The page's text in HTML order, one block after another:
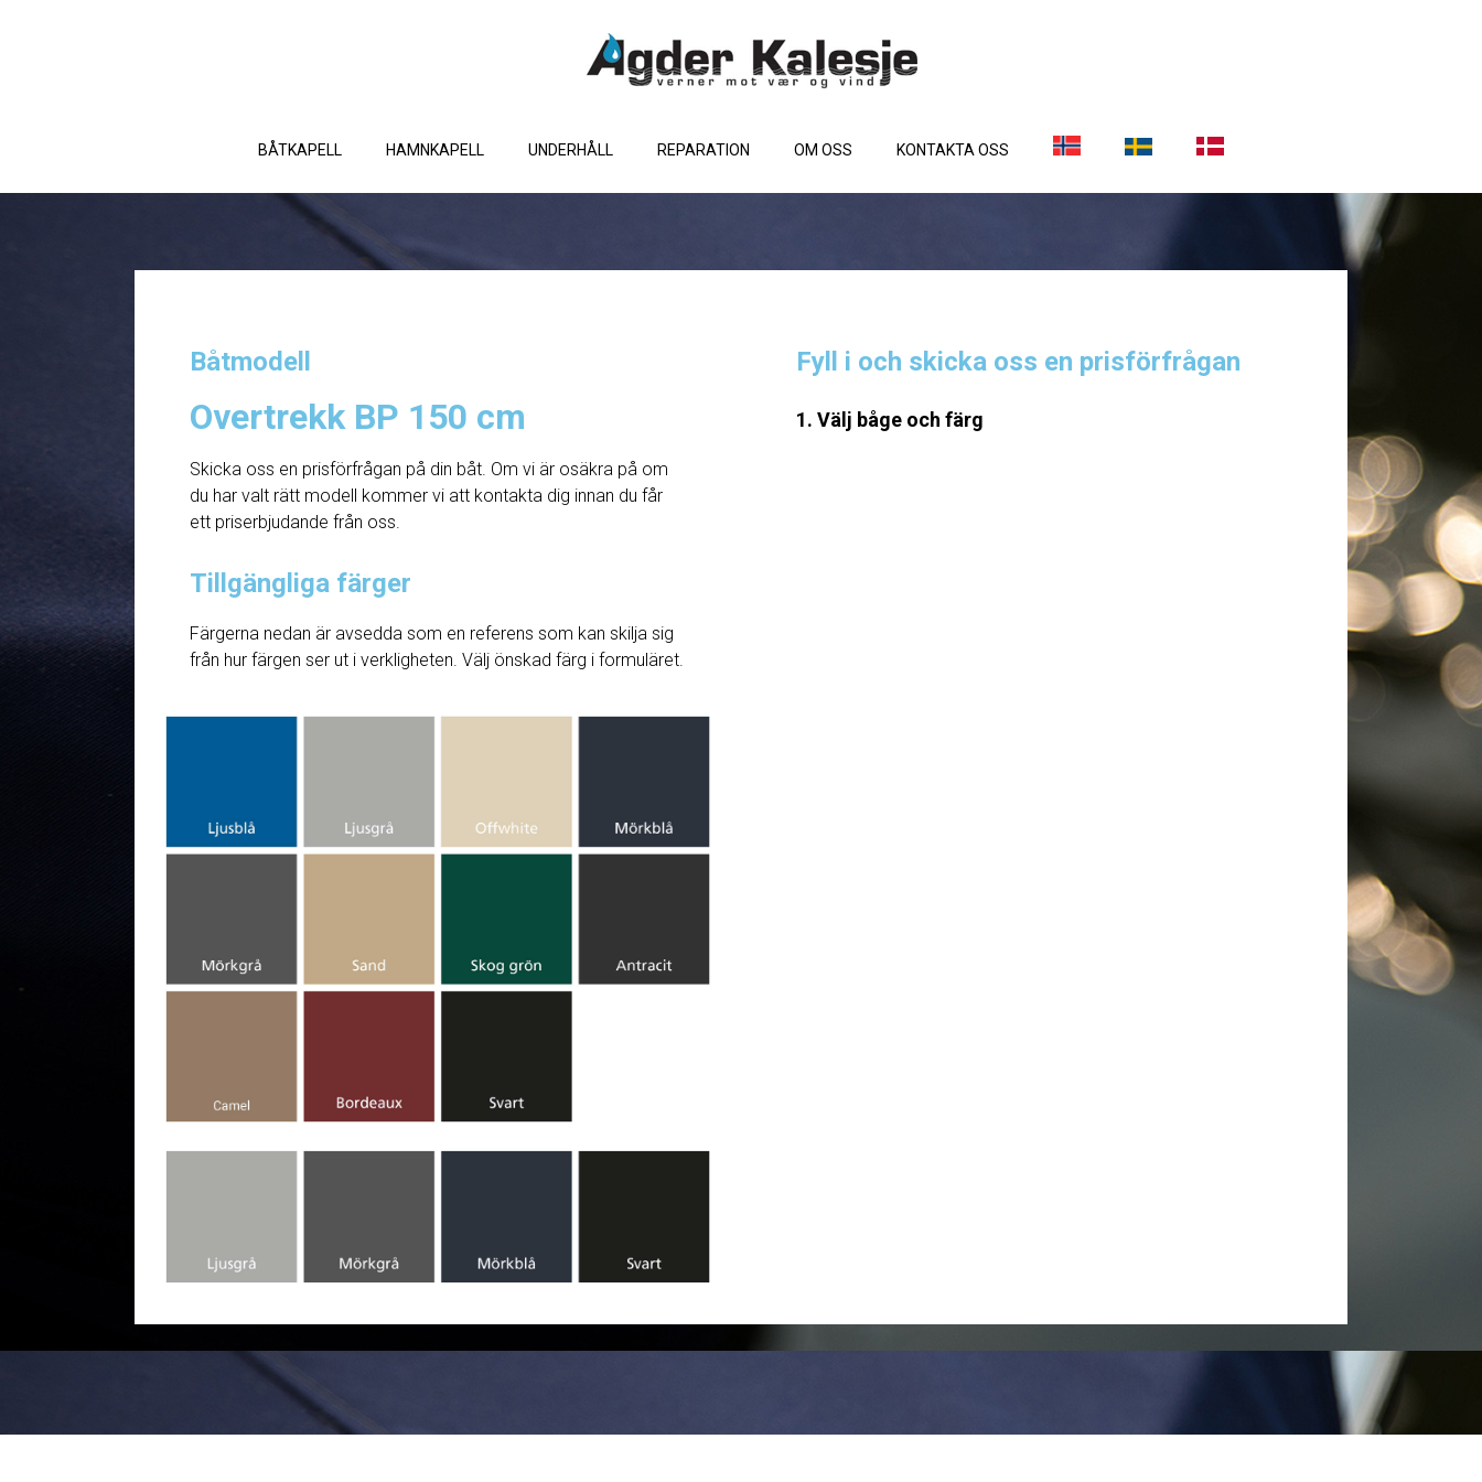
BÅTKAPELL HAMNKAPELL UNDERHÅLL REPARATION OM OSS KONTAKTA OSS
Båtmodell
Overtrekk BP 150 cm
Skicka oss en prisförfrågan på din båt. Om vi ​​är osäkra på om
du har valt rätt modell kommer vi att kontakta dig innan du får
ett priserbjudande från oss.
Tillgängliga färger
Färgerna nedan är avsedda som en referens som kan skilja sig
från hur färgen ser ut i verkligheten. Välj önskad färg i formuläret.
Fyll i och skicka oss en prisförfrågan
1. Välj båge och färg